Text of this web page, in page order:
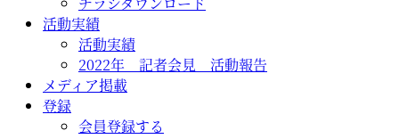
活動実績
活動実績
2022年 記者会見 活動報告
メディア掲載
登録
会員登録する